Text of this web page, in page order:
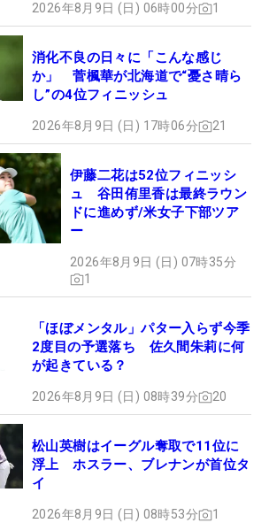
2026年8月9日 (日) 06時00分 1
消化不良の日々に「こんな感じ
か」 菅楓華が北海道で“憂さ晴ら
し”の4位フィニッシュ
2026年8月9日 (日) 17時06分 21
伊藤二花は52位フィニッシ
ュ 谷田侑里香は最終ラウン
ドに進めず/米女子下部ツア
ー
2026年8月9日 (日) 07時35分
1
「ほぼメンタル」パター入らず今季
2度目の予選落ち 佐久間朱莉に何
が起きている？
2026年8月9日 (日) 08時39分 20
松山英樹はイーグル奪取で11位に
浮上 ホスラー、ブレナンが首位タ
イ
2026年8月9日 (日) 08時53分 1